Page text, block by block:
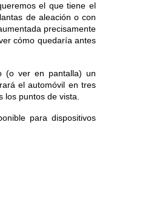
el que tiene el
de aleación o con
precisamente
cómo quedaría antes
(o ver en pantalla) un
el automóvil en tres
puntos de vista.
para dispositivos